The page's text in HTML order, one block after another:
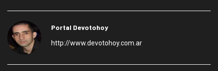
Portal Devotohoy
http://www.devotohoy.com.ar